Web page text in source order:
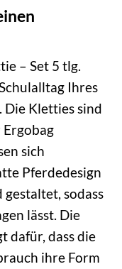
– Set 5 tlg.
Ihres
Die Kletties sind
sich
Pferdedesign
sodass
lässt. Die
dafür, dass die
ihre Form